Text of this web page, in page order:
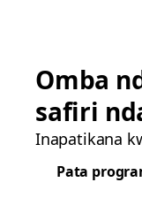
Omba
safiri
Inapatikana
Pata